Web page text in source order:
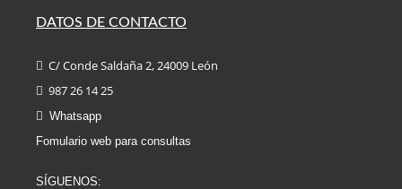
DATOS DE CONTACTO
C/ Conde Saldaña 2, 24009 León
987 26 14 25
Whatsapp
Fomulario web para consultas
SÍGUENOS: